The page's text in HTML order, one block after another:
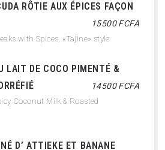
RÔTIE AUX ÉPICES FAÇON
15500 FCFA
with Spices, «Tajine» style
LAIT DE COCO PIMENTÉ &
14500 FCFA
Coconut Milk & Roasted
D’ ATTIEKE ET BANANE